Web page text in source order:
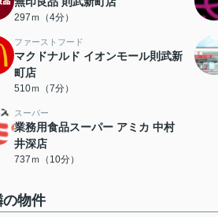
297ｍ（4分）
ファーストフード
マクドナルド イオンモール則武新
町店
510ｍ（7分）
スーパー
業務用食品スーパー アミカ 中村
井深店
737ｍ（10分）
の物件